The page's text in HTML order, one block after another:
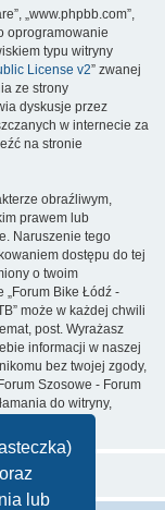
lub
„www.phpbb.com”,
oprogramowanie
typu witryny
License v2” zwanej
ze strony
dyskusje przez
w internecie za
na stronie
obraźliwym,
prawem lub
Naruszenie tego
dostępu do tej
o twoim
„Forum Bike Łódź -
może w każdej chwili
post. Wyrażasz
informacji w naszej
bez twojej zgody,
Szosowe - Forum
do witryny,